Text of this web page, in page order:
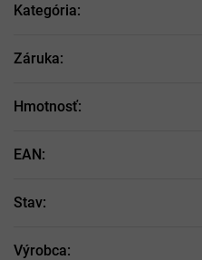
Kategória:
Záruka:
Hmotnosť:
EAN:
Stav:
Výrobca: